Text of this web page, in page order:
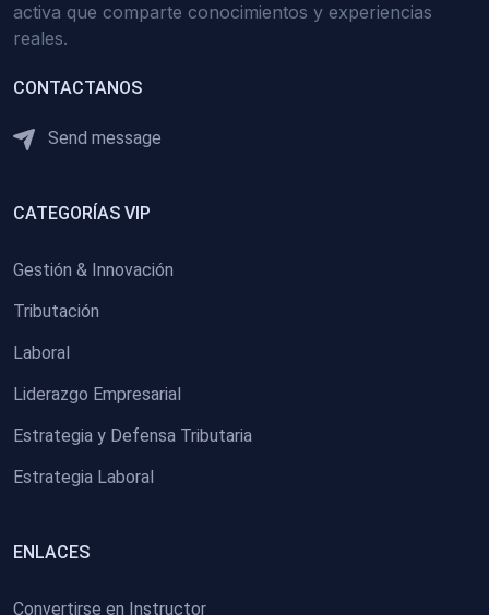
activa que comparte conocimientos y experiencias
reales.
CONTACTANOS
Send message
CATEGORÍAS VIP
Gestión & Innovación
Tributación
Laboral
Liderazgo Empresarial
Estrategia y Defensa Tributaria
Estrategia Laboral
ENLACES
Convertirse en Instructor